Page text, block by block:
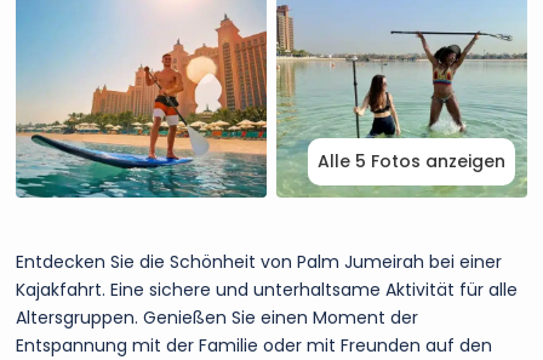
Alle 5 Fotos anzeigen
Entdecken Sie die Schönheit von Palm Jumeirah bei einer
Kajakfahrt. Eine sichere und unterhaltsame Aktivität für alle
Altersgruppen. Genießen Sie einen Moment der
Entspannung mit der Familie oder mit Freunden auf den